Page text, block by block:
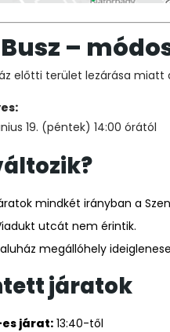
–
előtti terület lezárása miatt
19. (péntek) 14:00 órától
mindkét irányban a
utcát nem érintik.
megállóhely
járatok
es járat:13:40-től